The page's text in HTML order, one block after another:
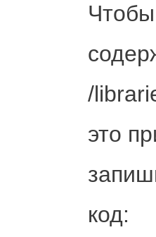
/
это
код: